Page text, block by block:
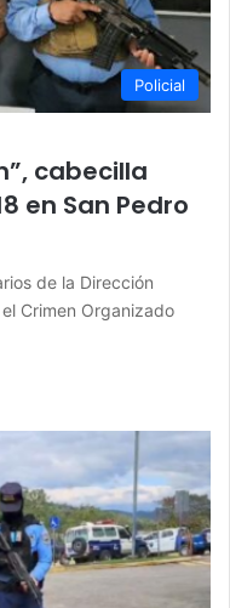
Policial
cabecilla
en San Pedro
de la Dirección
Crimen Organizado